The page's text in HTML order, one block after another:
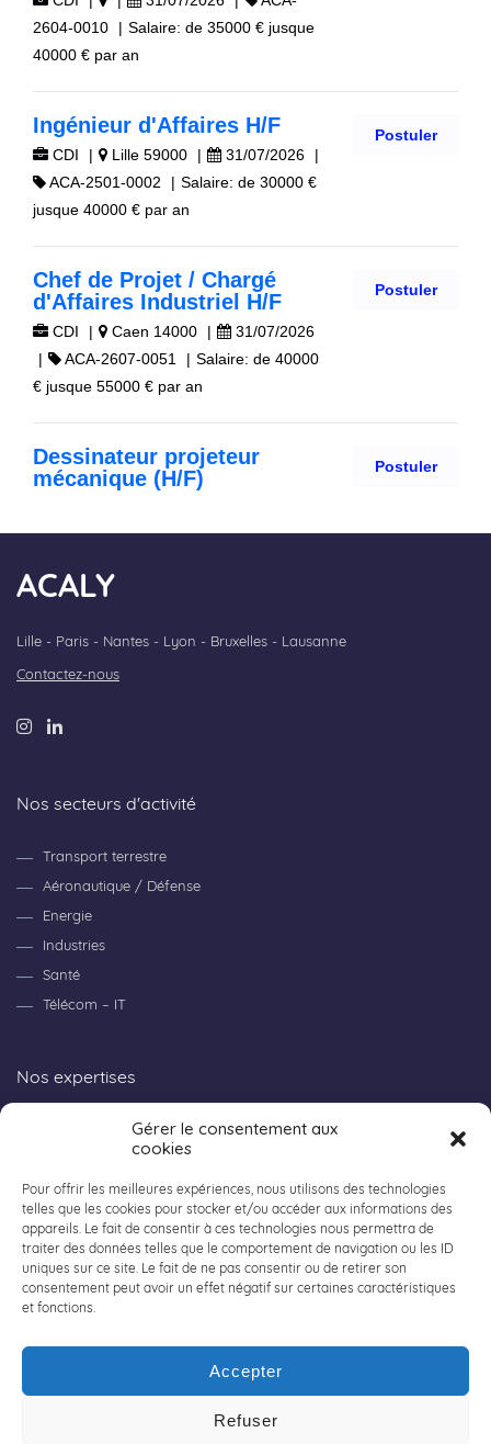
Gérer le consentement aux
cookies
Pour offrir les meilleures expériences, nous utilisons des technologies
telles que les cookies pour stocker et/ou accéder aux informations des
appareils. Le fait de consentir à ces technologies nous permettra de
traiter des données telles que le comportement de navigation ou les ID
uniques sur ce site. Le fait de ne pas consentir ou de retirer son
consentement peut avoir un effet négatif sur certaines caractéristiques
et fonctions.
Accepter
Refuser
ACALY
Lille - Paris - Nantes - Lyon - Bruxelles - Lausanne
Contactez-nous
Nos secteurs d'activité
Transport terrestre
Aéronautique / Défense
Energie
Industries
Santé
Télécom – IT
Nos expertises
Workpackage
Tout sur Acaly
Nos offres d’emplois
Nos implantations